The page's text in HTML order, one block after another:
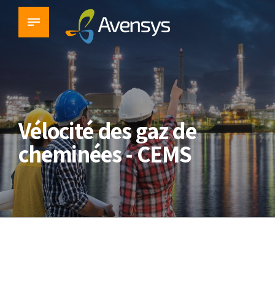
Vélocité des gaz de
cheminées - CEMS